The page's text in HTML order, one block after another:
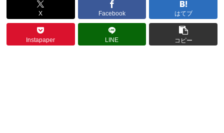
X Facebook はてブ
Instapaper LINE コピー